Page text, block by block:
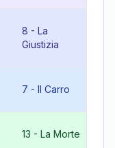
8 - La
Giustizia
7 - Il Carro
13 - La Morte